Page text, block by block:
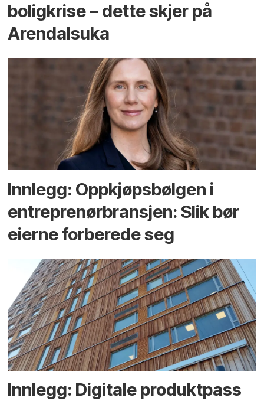
bolig­krise – dette skjer på
Arendals­uka
Innlegg: Oppkjøps­bølgen i
entreprenør­bransjen: Slik bør
eierne forberede seg
Innlegg: Digitale produktpass